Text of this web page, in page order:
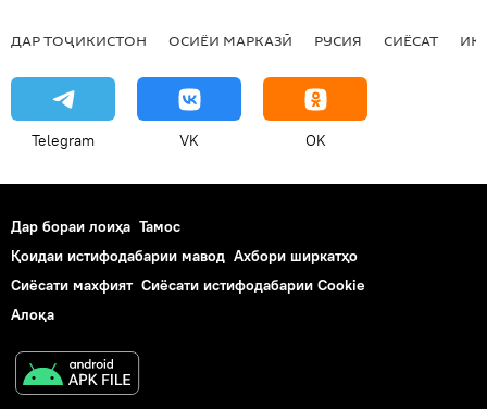
ДАР ТОҶИКИСТОН ОСИЁИ МАРКАЗӢ РУСИЯ СИЁСАТ
Telegram VK OK
Дар бораи лоиҳа Тамос
Қоидаи истифодабарии мавод Ахбори ширкатҳо
Сиёсати махфият Сиёсати истифодабарии Cookie
Алоқа